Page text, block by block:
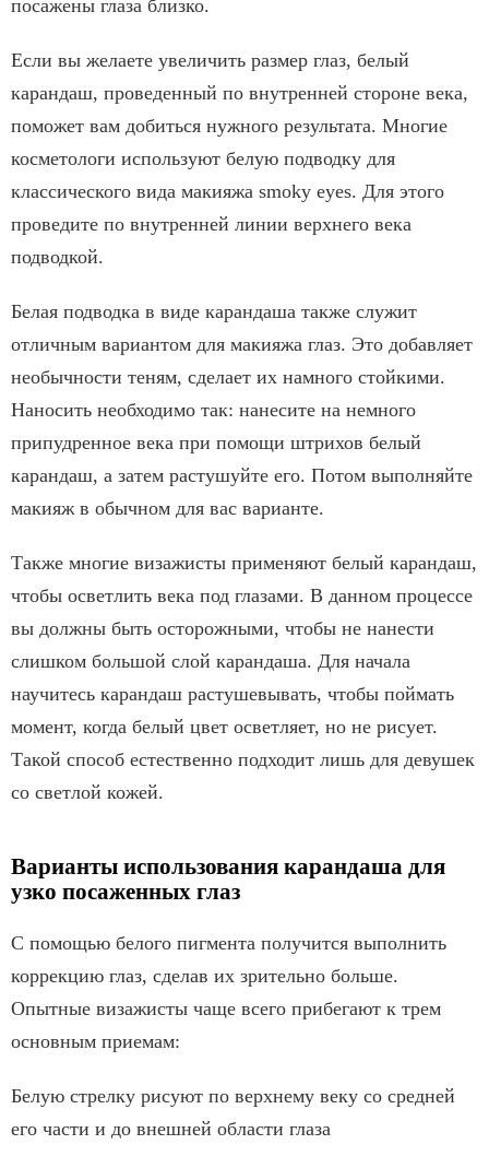
посажены глаза близко.
Если вы желаете увеличить размер глаз, белый
карандаш, проведенный по внутренней стороне века,
поможет вам добиться нужного результата. Многие
косметологи используют белую подводку для
классического вида макияжа smoky eyes. Для этого
проведите по внутренней линии верхнего века
подводкой.
Белая подводка в виде карандаша также служит
отличным вариантом для макияжа глаз. Это добавляет
необычности теням, сделает их намного стойкими.
Наносить необходимо так: нанесите на немного
припудренное века при помощи штрихов белый
карандаш, а затем растушуйте его. Потом выполняйте
макияж в обычном для вас варианте.
Также многие визажисты применяют белый карандаш,
чтобы осветлить века под глазами. В данном процессе
вы должны быть осторожными, чтобы не нанести
слишком большой слой карандаша. Для начала
научитесь карандаш растушевывать, чтобы поймать
момент, когда белый цвет осветляет, но не рисует.
Такой способ естественно подходит лишь для девушек
со светлой кожей.
Варианты использования карандаша для
узко посаженных глаз
С помощью белого пигмента получится выполнить
коррекцию глаз, сделав их зрительно больше.
Опытные визажисты чаще всего прибегают к трем
основным приемам:
Белую стрелку рисуют по верхнему веку со средней
его части и до внешней области глаза